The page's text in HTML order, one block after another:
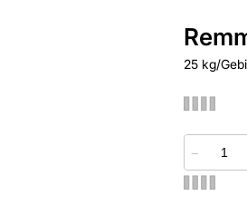
25 kg/
−